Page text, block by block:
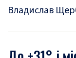
Владислав